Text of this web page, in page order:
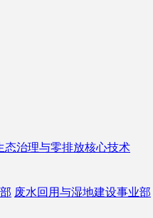
态治理与零排放核心技术
废水回用与湿地建设事业部